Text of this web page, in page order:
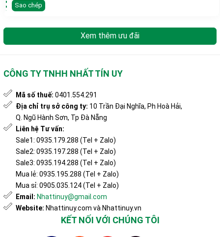
Sao chép
Xem thêm ưu đãi
CÔNG TY TNHH NHẤT TÍN UY
Mã số thuế: 0401.554.291
Địa chỉ trụ sở công ty: 10 Trần Đại Nghĩa, Ph Hoà Hải,
Q. Ngũ Hành Sơn, Tp Đà Nẵng
Liên hệ Tư vấn:
Sale1: 0935.179.288 (Tel + Zalo)
Sale2: 0935.197.288 (Tel + Zalo)
Sale3: 0935.194.288 (Tel + Zalo)
Mua lẻ: 0935.195.288 (Tel + Zalo)
Mua sỉ: 0905.035.124 (Tel + Zalo)
Email: Nhattinuy@gmail.com
Website: Nhattinuy.com và Nhattinuy.vn
KẾT NỐI VỚI CHÚNG TÔI